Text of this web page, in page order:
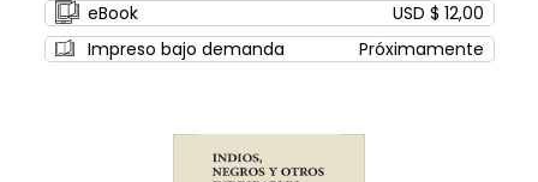
eBook
USD $ 12,00
Impreso bajo demanda
Próximamente